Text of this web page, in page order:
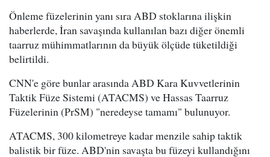
Önleme füzelerinin yanı sıra ABD stoklarına ilişkin
haberlerde, İran savaşında kullanılan bazı diğer önemli
taarruz mühimmatlarının da büyük ölçüde tüketildiği
belirtildi.
CNN'e göre bunlar arasında ABD Kara Kuvvetlerinin
Taktik Füze Sistemi (ATACMS) ve Hassas Taarruz
Füzelerinin (PrSM) "neredeyse tamamı" bulunuyor.
ATACMS, 300 kilometreye kadar menzile sahip taktik
balistik bir füze. ABD'nin savaşta bu füzeyi kullandığını